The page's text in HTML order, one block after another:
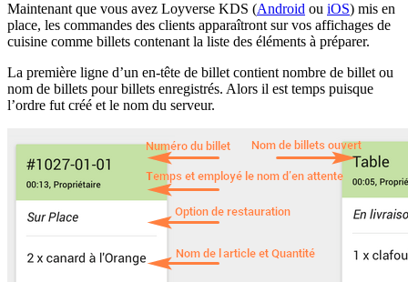
Maintenant que vous avez Loyverse KDS (Android ou iOS) mis en
place, les commandes des clients apparaîtront sur vos affichages de
cuisine comme billets contenant la liste des éléments à préparer.
La première ligne d’un en-tête de billet contient nombre de billet ou
nom de billets pour billets enregistrés. Alors il est temps puisque
l’ordre fut créé et le nom du serveur.